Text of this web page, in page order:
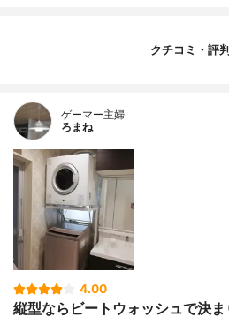
クチコミ・評
ゲーマー主婦
ろまね
4.00
縦型ならビートウォッシュで決ま